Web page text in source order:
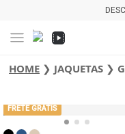
HOME ❯ JAQUETAS ❯ G
FRETE GRÁTIS